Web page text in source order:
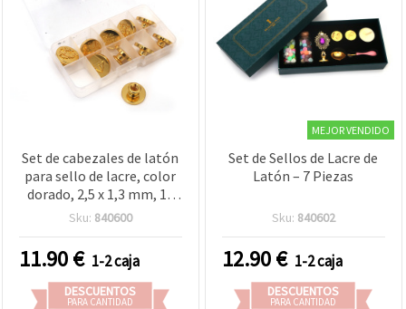
Set de cabezales de latón
para sello de lacre, color
dorado, 2,5 x 1,3 mm, 10
piezas
Sku: 840600
11.90€ 1-2 caja
DESCUENTOS
PARA CANTIDAD
MEJOR VENDIDO
Set de Sellos de Lacre de
Latón – 7 Piezas
Sku: 840602
12.90€ 1-2 caja
DESCUENTOS
PARA CANTIDAD